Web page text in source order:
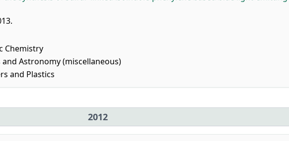
Chemistry
and Astronomy (miscellaneous)
and Plastics
2012